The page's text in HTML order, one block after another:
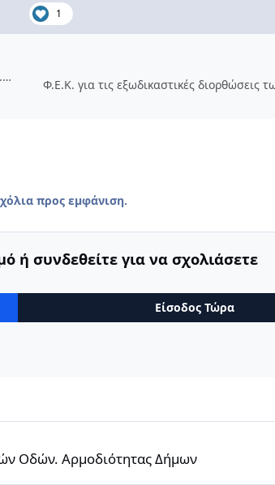
1
Ηλεκτρονικό Φάκελο Ακινήτου - ΦΕΚ ο Ν.5076/23 - ΦΕΚ 207/Α'/13.12.2023
Φ.Ε.Κ. για τις εξωδικαστικές διορθώσεις
προς εμφάνιση.
ή συνδεθείτε για να σχολιάσετε
Είσοδος Τώρα
Οδών. Αρμοδιότητας Δήμων